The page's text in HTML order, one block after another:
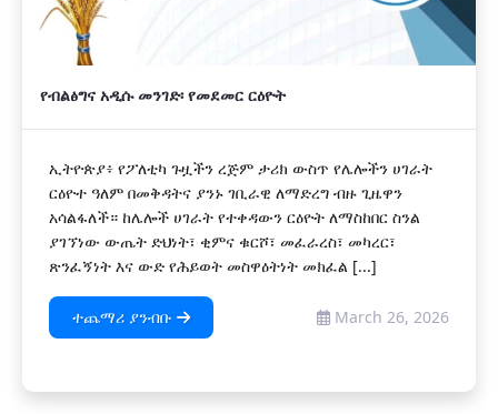
የብልፅግና አዲሱ መንገድ፡ የመደመር ርዕዮት
ኢትዮጵያ፥ የፖለቲካ ጉዟችን ረጅም ታሪክ ውስጥ የሌሎችን ሀገራት
ርዕዮተ ዓለም በመቅዳትና ያንኑ ገቢራዊ ለማድረግ ብዙ ጊዜዋን
አሳልፋለች። ከሌሎች ሀገራት የተቀዳውን ርዕዮት ለማስከበር ስንል
ያገኘነው ውጤት ድህነት፣ ቂምና ቁርሾ፣ መፈራረስ፣ መካረር፣
ጽንፈኝነት እና ውድ የሕይወት መስዋዕትነት መክፈል [...]
ተጨማሪ ያንብቡ March 26, 2026